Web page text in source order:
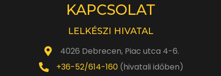
KAPCSOLAT
LELKÉSZI HIVATAL
4026 Debrecen, Piac utca 4-6.
+36-52/614-160(hivatali időben)